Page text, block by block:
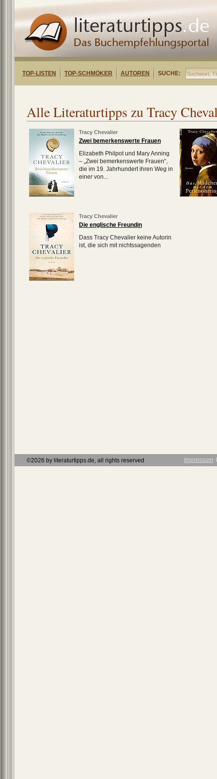
TOP-LISTEN TOP-SCHMÖKER AUTOREN SUCHE:
Alle Literaturtipps zu Tracy
Tracy Chevalier
Zwei bemerkenswerte Frauen
Elizabeth Philpot und Mary Anning
– „Zwei bemerkenswerte Frauen“,
die im 19. Jahrhundert ihren Weg in
einer von...
Tracy Chevalier
Die englische Freundin
Dass Tracy Chevalier keine Autorin
ist, die sich mit nichtssagenden
©2026 by literaturtipps.de, all rights reserved Impressum